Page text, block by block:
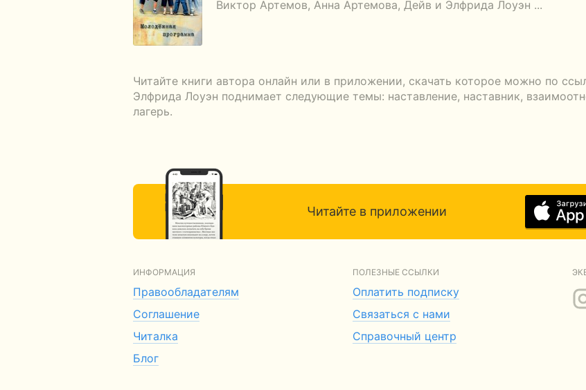
Виктор Артемов, Анна Артемова, Дейв и Элфрида Лоуэн ...
Читайте книги автора онлайн или в приложении, скачать которое можно по
Элфрида Лоуэн поднимает следующие темы: наставление, наставник,
лагерь.
Читайте в приложении
ИНФОРМАЦИЯ
Правообладателям
Соглашение
Читалка
Блог
ПОЛЕЗНЫЕ ССЫЛКИ
Оплатить подписку
Связаться с нами
Справочный центр